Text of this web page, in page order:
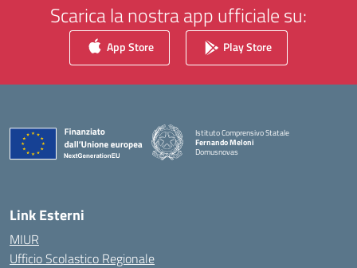
Scarica la nostra app ufficiale su:
App Store Play Store
Istituto Comprensivo Statale
Fernando Meloni
Domusnovas
Link Esterni
MIUR
Ufficio Scolastico Regionale